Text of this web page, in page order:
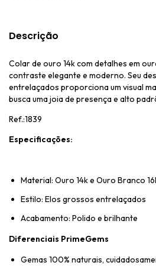
Descrição
Colar de ouro 14k com detalhes em
contraste elegante e moderno. Seu
entrelaçados proporciona um visual
busca uma joia de presença e alto
Ref.:1839
Especificações:
Material: Ouro 14k e Ouro Branco
Estilo: Elos grossos entrelaçados
Acabamento: Polido e brilhante
Diferenciais PrimeGems
Gemas 100% naturais,